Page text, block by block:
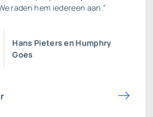
raden hem iedereen aan.”
Hans Pieters en Humphry
Goes